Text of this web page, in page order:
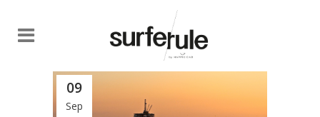
09
Sep